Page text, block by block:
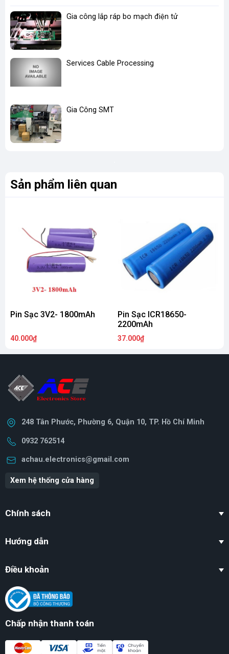
Gia công lắp ráp bo mạch điện tử
Services Cable Processing
Gia Công SMT
Sản phẩm liên quan
Pin Sạc 3V2- 1800mAh
40.000₫
Pin Sạc ICR18650-
2200mAh
37.000₫
248 Tân Phước, Phường 6, Quận 10, TP. Hồ Chí Minh
0932 762514
achau.electronics@gmail.com
Xem hệ thống cửa hàng
Chính sách
Hướng dẫn
Điều khoản
Chấp nhận thanh toán